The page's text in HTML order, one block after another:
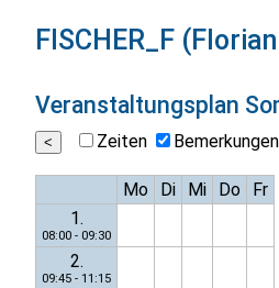
FISCHER_F
Veranstaltungsplan
Zeiten Bemerkungen
Mo Di Mi Do
Fr
1.
08:00 - 09:30
2.
09:45 - 11:15